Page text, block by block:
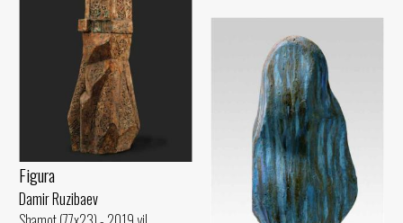
Figura
Damir Ruzibaev